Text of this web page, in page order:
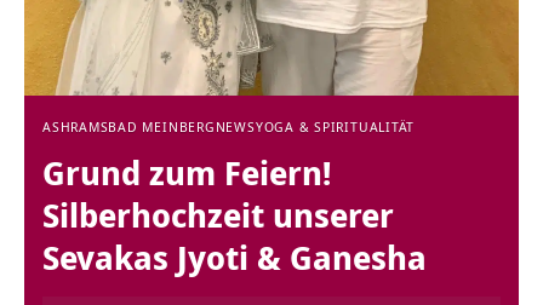
ASHRAMSBAD MEINBERG NEWSYOGA & SPIRITUALITÄT
Grund zum Feiern!
Silberhochzeit unserer
Sevakas Jyoti & Ganesha